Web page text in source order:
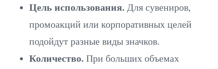
Цель использования. Для сувениров,
промоакций или корпоративных целей
подойдут разные виды значков.
Количество. При больших объемах